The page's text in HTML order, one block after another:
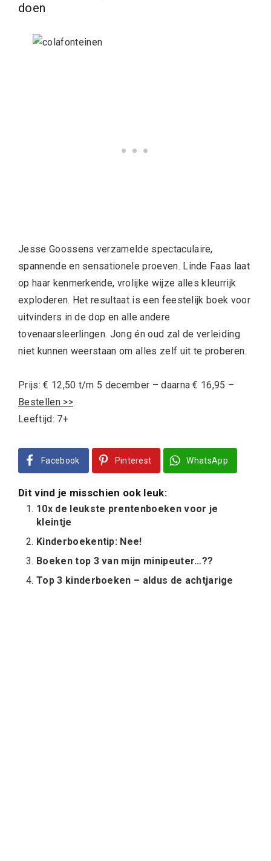
doen
Jesse Goossens verzamelde spectaculaire,
spannende en sensationele proeven. Linde Faas laat
op haar kenmerkende, vrolijke wijze alles kleurrijk
exploderen. Het resultaat is een feestelijk boek voor
uitvinders in de dop en alle andere
tovenaarsleerlingen. Jong én oud zal de verleiding
niet kunnen weerstaan om alles zelf uit te proberen.
Prijs: € 12,50 t/m 5 december – daarna € 16,95 –
Bestellen >>
Leeftijd: 7+
Facebook Pinterest WhatsApp
Dit vind je misschien ook leuk:
10x de leukste prentenboeken voor je
kleintje
Kinderboekentip: Nee!
Boeken top 3 van mijn minipeuter…??
Top 3 kinderboeken – aldus de achtjarige